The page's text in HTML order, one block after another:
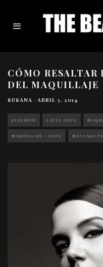
CÓMO RESALTAR
DEL MAQUILLAJE
SUSANA · ABRIL 3, 2014
EYELINER LÁPIZ OJOS
MAQUILLAJE - OJOS MÁSCARA